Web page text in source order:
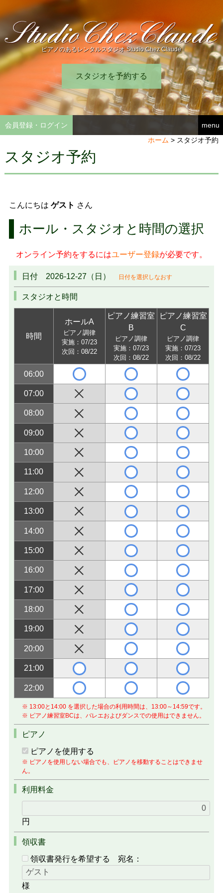
ピアノのあるレンタルスタジオ Studio Chez Claude
スタジオを予約する
会員登録・ログイン
menu
ホーム > スタジオ予約
スタジオ予約
こんにちは ゲスト さん
ホール・スタジオと時間の選択
オンライン予約をするにはユーザー登録が必要です。
日付 2026-12-27（日） 日付を選択しなおす
スタジオと時間
時間
06:00
07:00
08:00
09:00
10:00
11:00
12:00
13:00
14:00
15:00
16:00
17:00
18:00
19:00
20:00
21:00
22:00
ホールA
ピアノ調律
実施：07/23
次回：08/22
ピアノ練習室
B
ピアノ調律
実施：07/23
次回：08/22
ピアノ練習室
C
ピアノ調律
実施：07/23
次回：08/22
※ 13:00と14:00 を選択した場合の利用時間は、13:00～14:59です。
※ ピアノ練習室BCは、バレエおよびダンスでの使用はできません。
ピアノ
ピアノを使用する
※ ピアノを使用しない場合でも、ピアノを移動することはできませ
ん。
利用料金
円
領収書
領収書発行を希望する
宛名：
様